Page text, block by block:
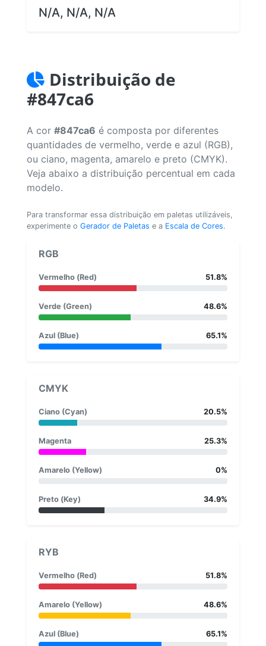
N/A, N/A, N/A
Distribuição de
#847ca6
A cor #847ca6 é composta por diferentes
quantidades de vermelho, verde e azul (RGB),
ou ciano, magenta, amarelo e preto (CMYK).
Veja abaixo a distribuição percentual em cada
modelo.
Para transformar essa distribuição em paletas utilizáveis,
experimente o Gerador de Paletas e a Escala de Cores.
RGB
Vermelho (Red) 51.8%
Verde (Green) 48.6%
Azul (Blue) 65.1%
CMYK
Ciano (Cyan) 20.5%
Magenta 25.3%
Amarelo (Yellow) 0%
Preto (Key) 34.9%
RYB
Vermelho (Red) 51.8%
Amarelo (Yellow) 48.6%
Azul (Blue) 65.1%